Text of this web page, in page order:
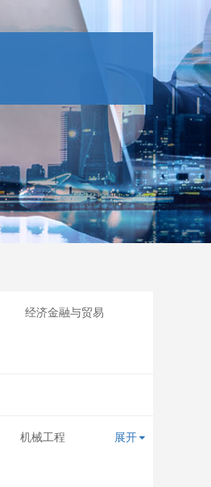
经济金融与贸易
机械工程 展开